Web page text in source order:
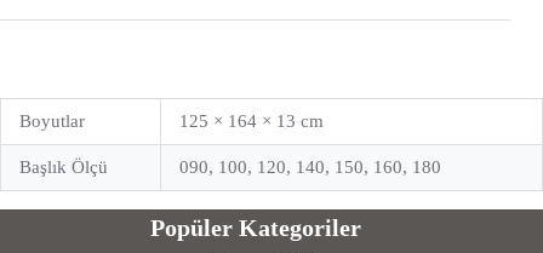
Boyutlar 125 × 164 × 13 cm
Başlık Ölçü 090, 100, 120, 140, 150, 160, 180
Popüler Kategoriler